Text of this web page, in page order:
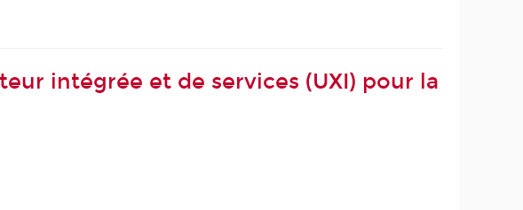
intégrée et de services (UXI) pour la